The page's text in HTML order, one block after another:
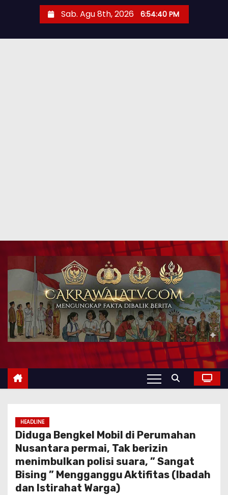
Sab. Agu 8th, 2026 6:54:41 PM
HEADLINE
Diduga Bengkel Mobil di Perumahan
Nusantara permai, Tak berizin
menimbulkan polisi suara, ” Sangat
Bising ” Mengganggu Aktifitas (Ibadah
dan Istirahat Warga)